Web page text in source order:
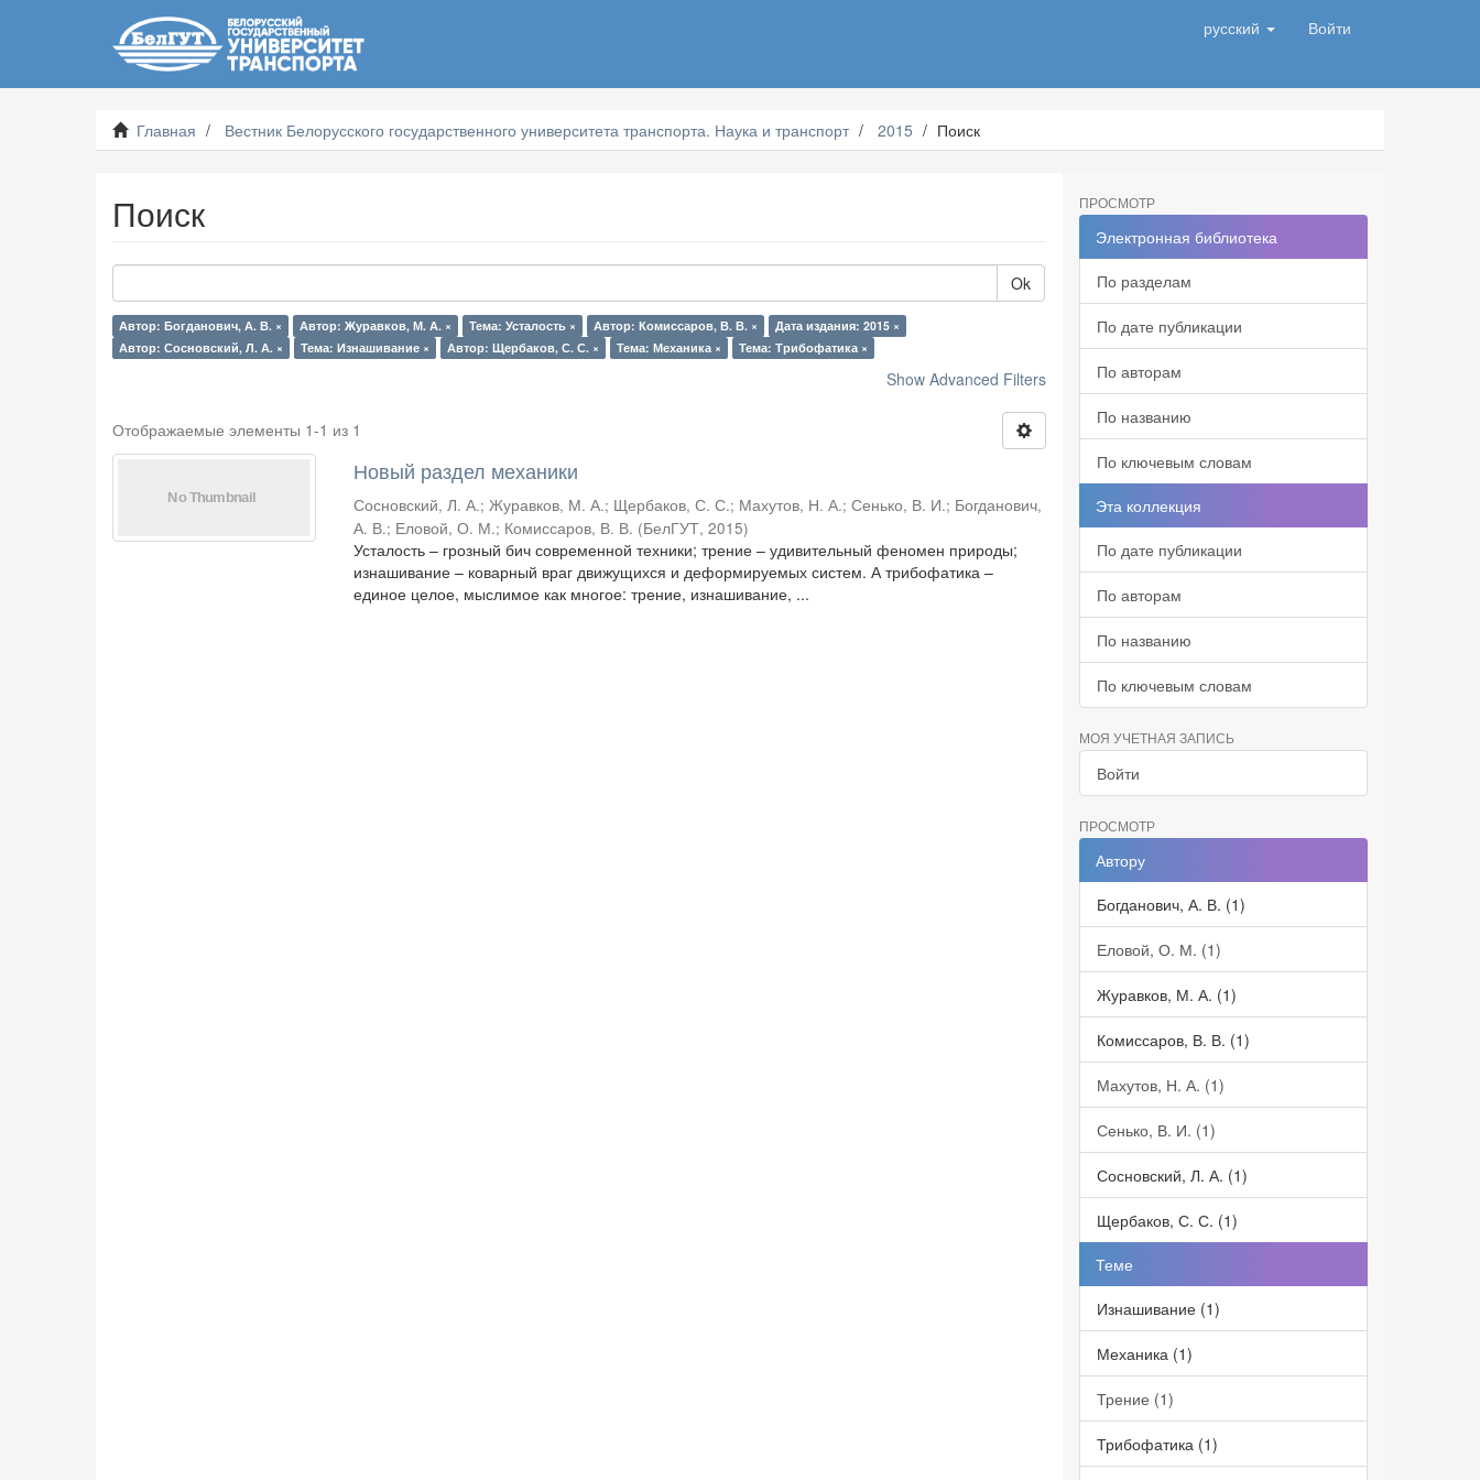
русский Войти
Главная Вестник Белорусского государственного университета транспорта. Наука и транспорт 2015 Поиск
Поиск
Ok
Автор: Богданович, А. В. × Автор: Журавков, М. А. × Тема: Усталость × Автор: Комиссаров, В. В. ×
Дата издания: 2015 ×
Автор: Сосновский, Л. А. ×
Тема: Изнашивание × Автор: Щербаков, С. С. × Тема: Механика × Тема: Трибофатика ×
Show Advanced Filters
Отображаемые элементы 1-1 из 1
Новый раздел механики
Сосновский, Л. А.;Журавков, М. А.; Щербаков, С. С.; Махутов, Н. А.;Сенько, В. И.; Богданович,
А. В.; Еловой, О. М.; Комиссаров, В. В. (БелГУТ,2015)
Усталость – грозный бич современной техники; трение – удивительный феномен природы;
изнашивание – коварный враг движущихся и деформируемых систем. А трибофатика –
единое целое, мыслимое как многое: трение, изнашивание, ...
ПРОСМОТР
Электронная библиотека
По разделам
По дате публикации
По авторам
По названию
По ключевым словам
Эта коллекция
По дате публикации
По авторам
По названию
По ключевым словам
МОЯ УЧЕТНАЯ ЗАПИСЬ
Войти
ПРОСМОТР
Автору
Богданович, А. В. (1)
Еловой, О. М. (1)
Журавков, М. А. (1)
Комиссаров, В. В. (1)
Махутов, Н. А. (1)
Сенько, В. И. (1)
Сосновский, Л. А. (1)
Щербаков, С. С. (1)
Теме
Изнашивание (1)
Механика (1)
Трение (1)
Трибофатика (1)